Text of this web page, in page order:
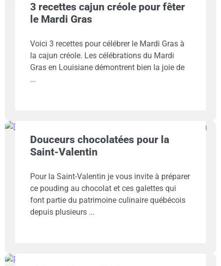
3 recettes cajun créole pour fêter
le Mardi Gras
Voici 3 recettes pour célébrer le Mardi Gras à
la cajun créole. Les célébrations du Mardi
Gras en Louisiane démontrent bien la joie de
Douceurs chocolatées pour la
Saint-Valentin
Pour la Saint-Valentin je vous invite à préparer
ce pouding au chocolat et ces galettes qui
font partie du patrimoine culinaire québécois
depuis plusieurs